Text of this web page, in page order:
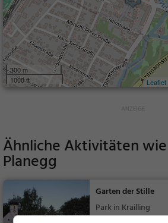
300 m
1000 ft
Leaflet
Ähnliche Aktivitäten wie
Planegg
Garten der Stille
Park in Krailling